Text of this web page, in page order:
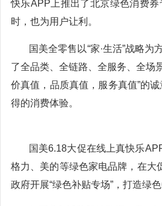
快乐APP上推出了北京绿色消费
时，也为用户让利。
国美全零售以“家·生活”战略
了全品类、全链路、全服务、全场
价真值，品质真值，服务真值”的
得的消费体验。
国美6.18大促在线上真快乐
格力、美的等绿色家电品牌，在大
政府开展“绿色补贴专场”，打造绿